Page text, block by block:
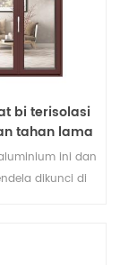
bi terisolasi
tahan lama
tepi laut
ini dan
dikunci di
sangat baik.